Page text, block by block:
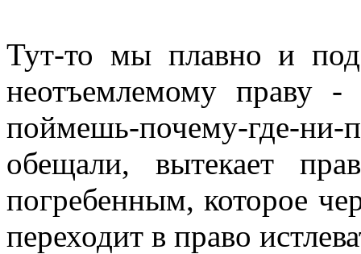
Тут-то мы плавно и
неотъемлемому праву -
поймешь-почему-где-ни-
обещали, вытекает
погребенным, которое
переходит в право